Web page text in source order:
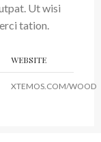
Ut wisi
tation.
WEBSITE
XTEMOS.COM/WOOD